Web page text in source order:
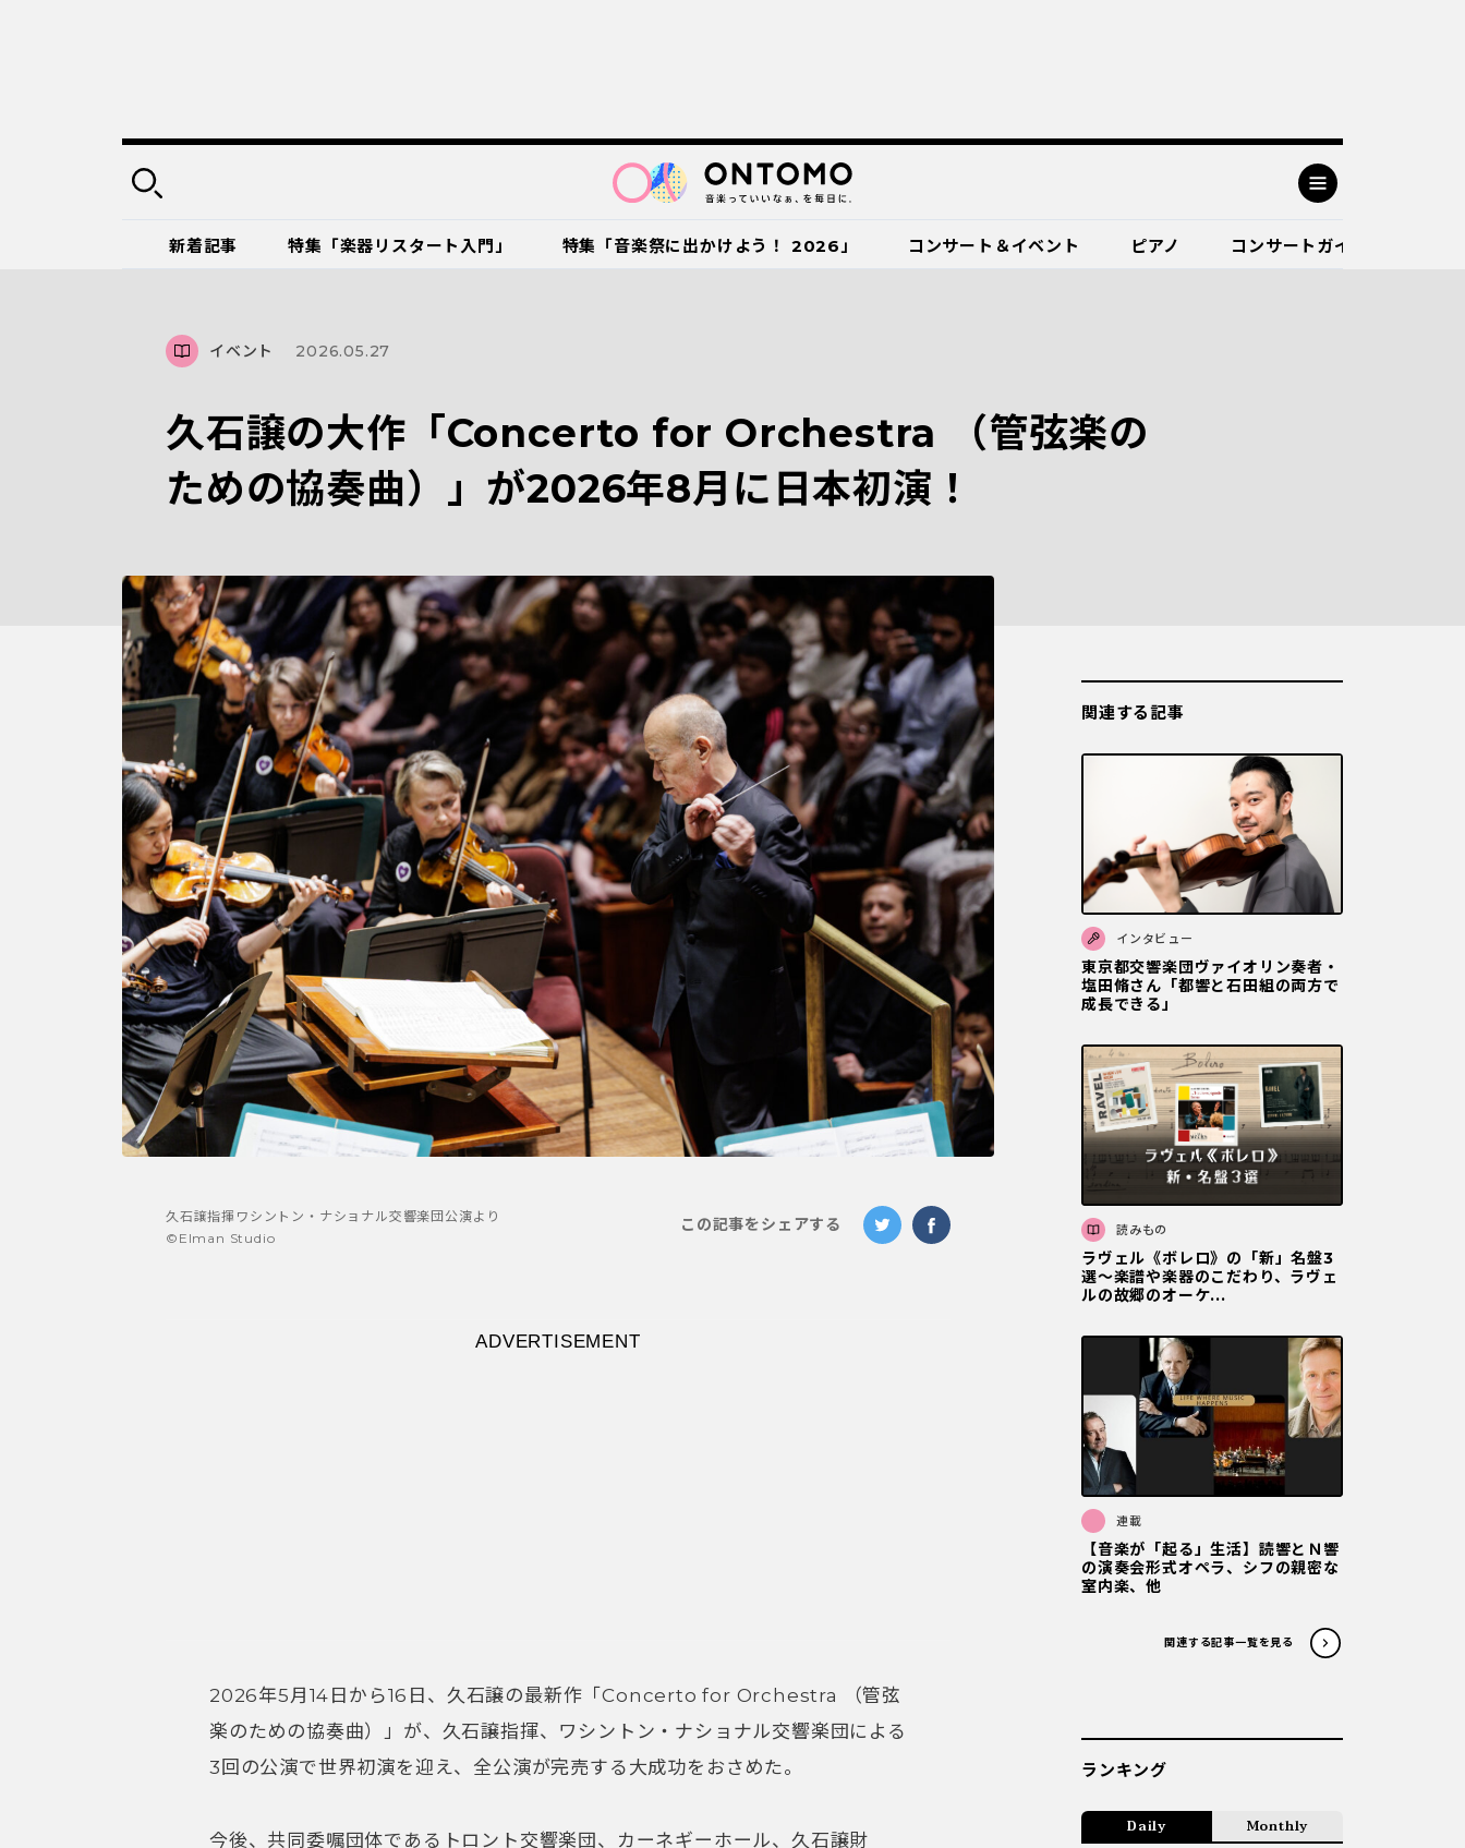
新着記事 特集「楽器リスタート入門」 特集「音楽祭に出かけよう！ 2026」 コンサート＆イベント ピアノ コンサートガイド
イベント 2026.05.27
久石譲の大作「Concerto for Orchestra （管弦楽の
ための協奏曲）」が2026年8月に日本初演！
久石譲指揮ワシントン・ナショナル交響楽団公演より
©Elman Studio
この記事をシェアする
ADVERTISEMENT
2026年5月14日から16日、久石譲の最新作「Concerto for Orchestra （管弦
楽のための協奏曲）」が、久石譲指揮、ワシントン・ナショナル交響楽団による
3回の公演で世界初演を迎え、全公演が完売する大成功をおさめた。
今後、共同委嘱団体であるトロント交響楽団、カーネギーホール、久石譲財
関連する記事
インタビュー
東京都交響楽団ヴァイオリン奏者・
塩田脩さん「都響と石田組の両方で
成長できる」
読みもの
ラヴェル《ボレロ》の「新」名盤3
選〜楽譜や楽器のこだわり、ラヴェ
ルの故郷のオーケ...
連載
【音楽が「起る」生活】読響とＮ響
の演奏会形式オペラ、シフの親密な
室内楽、他
関連する記事一覧を見る
ランキング
Daily Monthly